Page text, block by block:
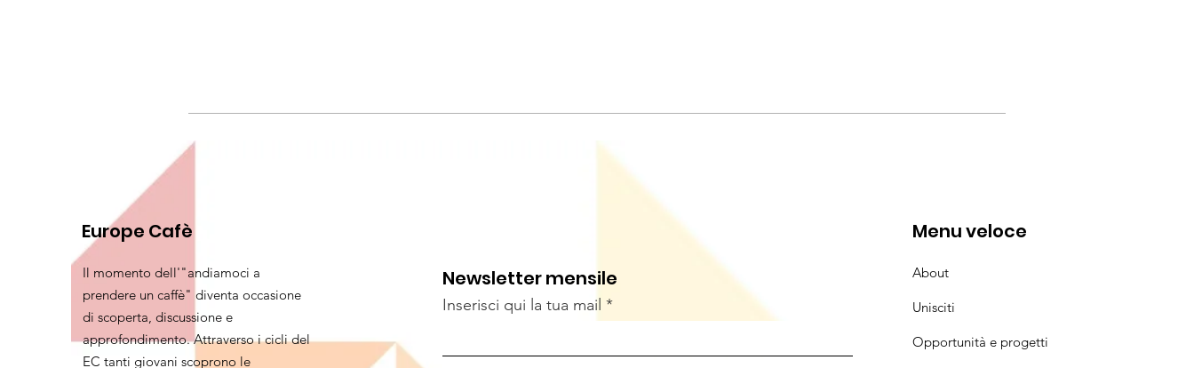
Europe Cafè
Il momento dell'"andiamoci a
prendere un caffè" diventa occasione
di scoperta, discussione e
approfondimento. Attraverso i cicli del
EC tanti giovani scoprono le
Newsletter mensile
Inserisci qui la tua mail
Menu veloce
About
Unisciti
Opportunità e progetti